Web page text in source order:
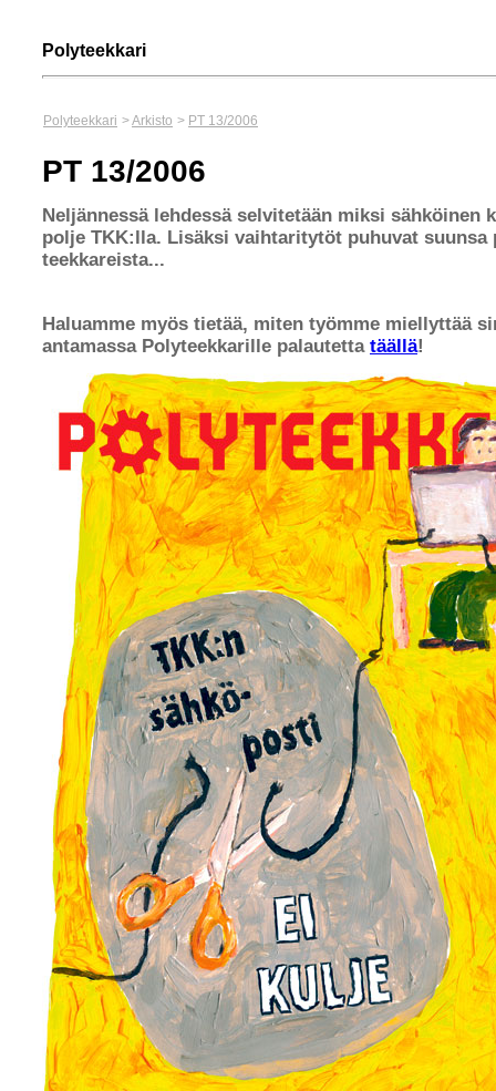
Polyteekkari
Polyteekkari >Arkisto > PT 13/2006
PT 13/2006
Neljännessä lehdessä selvitetään miksi sähköinen
polje TKK:lla. Lisäksi vaihtaritytöt puhuvat suunsa
teekkareista...
Haluamme myös tietää, miten työmme miellyttää
antamassa Polyteekkarille palautetta täällä!